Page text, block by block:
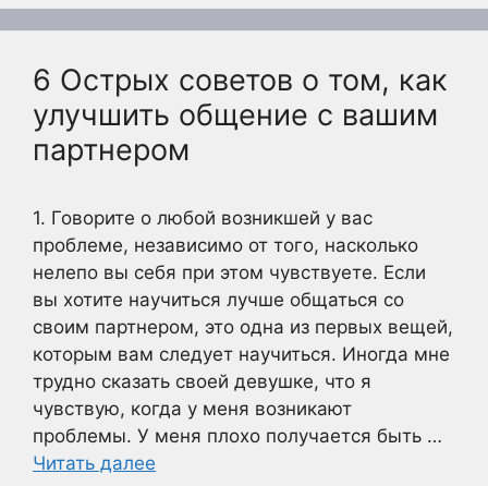
6 Острых советов о том, как
улучшить общение с вашим
партнером
1. Говорите о любой возникшей у вас
проблеме, независимо от того, насколько
нелепо вы себя при этом чувствуете. Если
вы хотите научиться лучше общаться со
своим партнером, это одна из первых вещей,
которым вам следует научиться. Иногда мне
трудно сказать своей девушке, что я
чувствую, когда у меня возникают
проблемы. У меня плохо получается быть …
Читать далее